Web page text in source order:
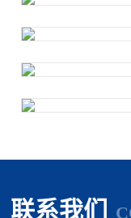
联系我们